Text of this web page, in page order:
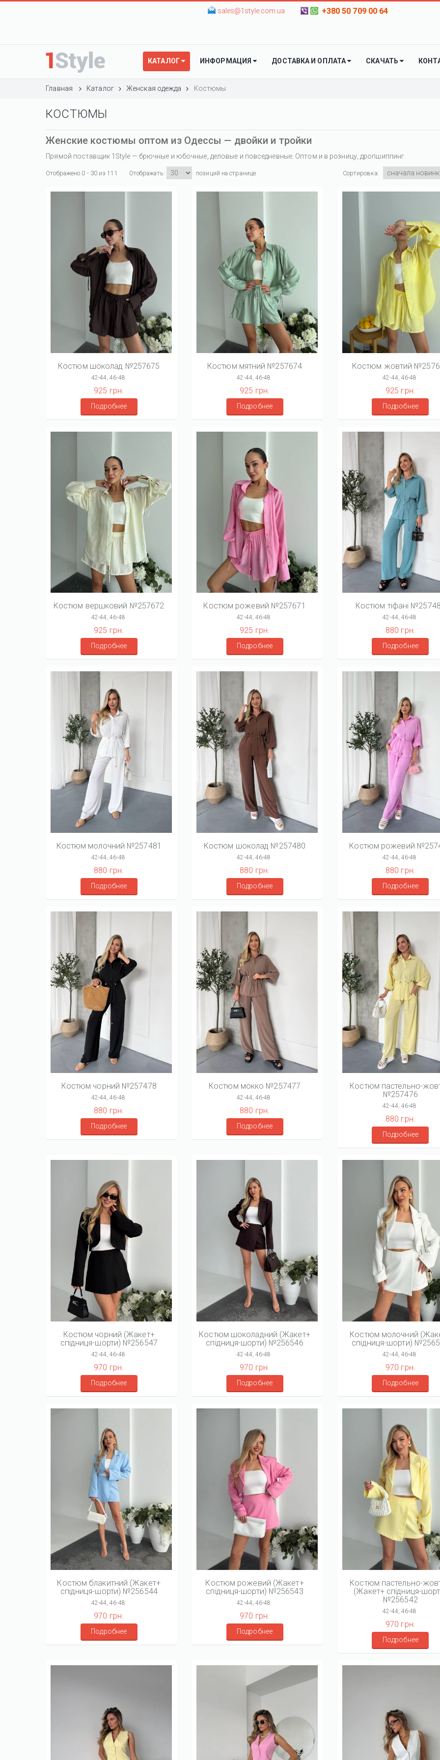
sales@1style.com.ua +380 50 709 00 64
КАТАЛОГ ИНФОРМАЦИЯ ДОСТАВКА И ОПЛАТА СКАЧАТЬ
Главная Каталог Женская одежда Костюмы
КОСТЮМЫ
Женские костюмы оптом из Одессы — двойки и тройки
Прямой поставщик 1Style — брючные и юбочные, деловые и повседневные. Оптом и в розницу, дропшиппинг.
Отображено 0 - 30 из 111 Отображать: позиций на странице Сортировка:
Костюм шоколад №257675
42-44, 46-48
925 грн.
Подробнее
Костюм мятний №257674
42-44, 46-48
925 грн.
Подробнее
Костюм жовтий
42-44, 46-48
925 грн.
Подробнее
Костюм вершковий №257672
42-44, 46-48
925 грн.
Подробнее
Костюм рожевий №257671
42-44, 46-48
925 грн.
Подробнее
Костюм тіфані
42-44, 46-48
880 грн.
Подробнее
Костюм молочний №257481
42-44, 46-48
880 грн.
Подробнее
Костюм шоколад №257480
42-44, 46-48
880 грн.
Подробнее
Костюм рожевий
42-44, 46-48
880 грн.
Подробнее
Костюм чорний №257478
42-44, 46-48
880 грн.
Подробнее
Костюм мокко №257477
42-44, 46-48
880 грн.
Подробнее
Костюм пастельно-
№257476
42-44, 46-48
880 грн.
Подробнее
Костюм чорний (Жакет+
спідниця-шорти) №256547
42-44, 46-48
970 грн.
Подробнее
Костюм шоколадний (Жакет+
спідниця-шорти) №256546
42-44, 46-48
970 грн.
Подробнее
Костюм молочний
спідниця-шорти)
42-44, 46-48
970 грн.
Подробнее
Костюм блакитний (Жакет+
спідниця-шорти) №256544
42-44, 46-48
970 грн.
Подробнее
Костюм рожевий (Жакет+
спідниця-шорти) №256543
42-44, 46-48
970 грн.
Подробнее
Костюм пастельно-
(Жакет+ спідниця-
№256542
42-44, 46-48
970 грн.
Подробнее